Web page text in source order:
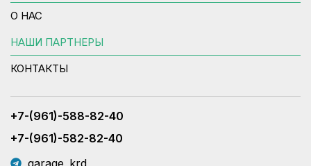
О НАС
НАШИ ПАРТНЕРЫ
КОНТАКТЫ
+7-(961)-588-82-40
+7-(961)-582-82-40
garage_krd